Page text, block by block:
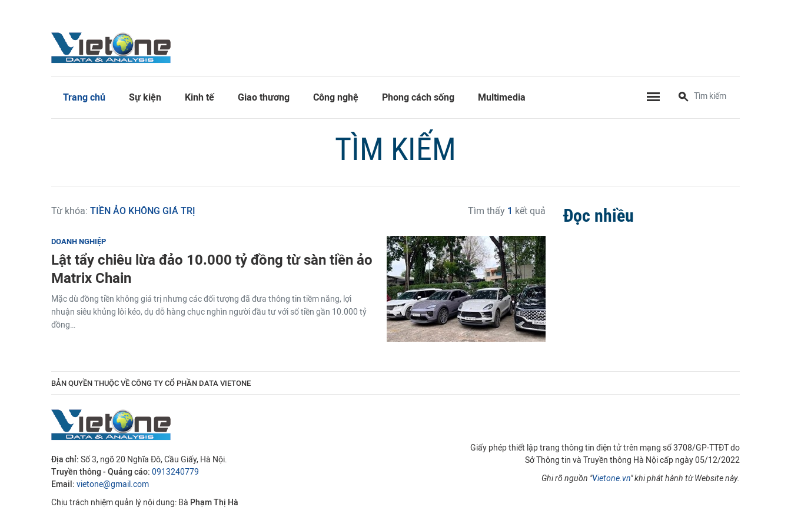
Trang chủ Sự kiện Kinh tế Giao thương Công nghệ Phong cách sống Multimedia
TÌM KIẾM
Từ khóa: TIỀN ẢO KHÔNG GIÁ TRỊ Tìm thấy 1 kết quả
DOANH NGHIỆP
Lật tẩy chiêu lừa đảo 10.000 tỷ đồng từ sàn tiền ảo
Matrix Chain
Mặc dù đồng tiền không giá trị nhưng các đối tượng đã đưa thông tin tiềm năng, lợi
nhuận siêu khủng lôi kéo, dụ dỗ hàng chục nghìn người đầu tư với số tiền gần 10.000 tỷ
đồng…
Đọc nhiều
BẢN QUYỀN THUỘC VỀ CÔNG TY CỔ PHẦN DATA VIETONE
Địa chỉ: Số 3, ngõ 20 Nghĩa Đô, Cầu Giấy, Hà Nội.
Truyền thông - Quảng cáo: 0913240779
Email: vietone@gmail.com
Chịu trách nhiệm quản lý nội dung: Bà Phạm Thị Hà
Giấy phép thiết lập trang thông tin điện tử trên mạng số 3708/GP-TTĐT do
Sở Thông tin và Truyền thông Hà Nội cấp ngày 05/12/2022
Ghi rõ nguồn "Vietone.vn" khi phát hành từ Website này.